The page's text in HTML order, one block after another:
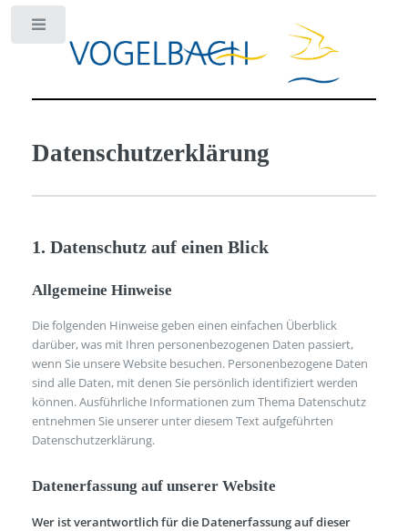
Datenschutzerklärung
1. Datenschutz auf einen Blick
Allgemeine Hinweise
Die folgenden Hinweise geben einen einfachen Überblick
darüber, was mit Ihren personenbezogenen Daten passiert,
wenn Sie unsere Website besuchen. Personenbezogene Daten
sind alle Daten, mit denen Sie persönlich identifiziert werden
können. Ausführliche Informationen zum Thema Datenschutz
entnehmen Sie unserer unter diesem Text aufgeführten
Datenschutzerklärung.
Datenerfassung auf unserer Website
Wer ist verantwortlich für die Datenerfassung auf dieser